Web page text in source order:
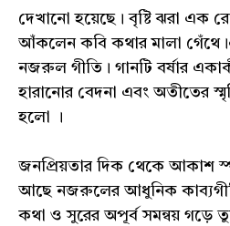
দেখানো হয়েছে। বৃষ্টি ঝরা এক
আঁকলেন কবি কথার মালা
নজরুল গীতি। গানটি বর্ষার
হারানোর বেদনা এবং অতীতের
হলো ।
জনপ্রিয়তার দিক থেকে আকাশ
আছে নজরুলের আধুনিক
কথা ও সুরের অপূর্ব সমন্বয় গড়ে